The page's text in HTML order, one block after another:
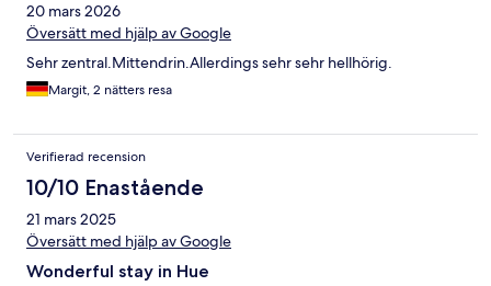
20 mars 2026
Översätt med hjälp av Google
Sehr zentral.Mittendrin.Allerdings sehr sehr hellhörig.
Margit, 2 nätters resa
Verifierad recension
10/10 Enastående
21 mars 2025
Översätt med hjälp av Google
Wonderful stay in Hue